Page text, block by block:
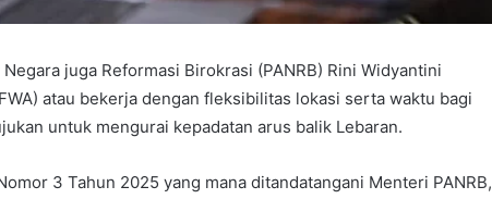
juga Reformasi Birokrasi (PANRB) Rini Widyantini
atau bekerja dengan fleksibilitas lokasi serta waktu bagi
untuk mengurai kepadatan arus balik Lebaran.
3 Tahun 2025 yang mana ditandatangani Menteri PANRB,